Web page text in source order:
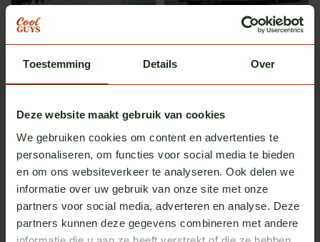
Toestemming Details Over
Deze website maakt gebruik van cookies
We gebruiken cookies om content en advertenties te
personaliseren, om functies voor social media te bieden
en om ons websiteverkeer te analyseren. Ook delen we
informatie over uw gebruik van onze site met onze
partners voor social media, adverteren en analyse. Deze
partners kunnen deze gegevens combineren met andere
Roka
Mini Melon-Leuchte
Auf Lager
€ 17,50exkl. MwSt.
Drucklufthorn Coltrane 95
€ 239,00exkl. MwSt.
Mehrere Optionen Mehrere Optionen